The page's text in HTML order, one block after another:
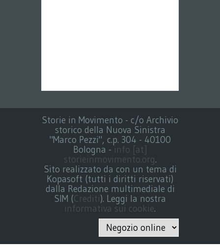
Storie in Movimento - c/o Archivio
storico della Nuova Sinistra
"Marco Pezzi", c.p. 304 - 40100
Bologna - info [at]
storieinmovimento.org.
Sito realizzato da con un tema di
Kopasoft (tutti i diritti riservati)
dalla Redazione multimediale di
SIM (Crediti). Leggi la nostra
informativa sui cookie.